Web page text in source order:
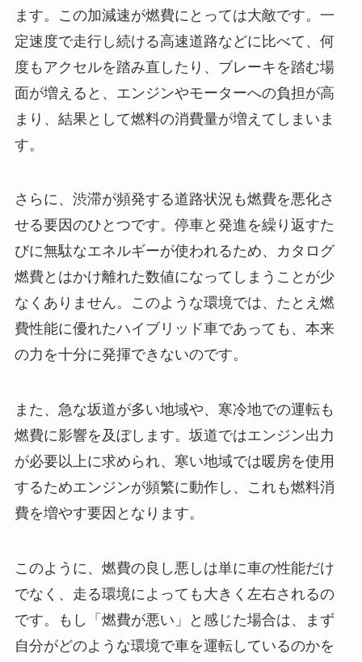
ます。この加減速が燃費にとっては大敵です。一
定速度で走行し続ける高速道路などに比べて、何
度もアクセルを踏み直したり、ブレーキを踏む場
面が増えると、エンジンやモーターへの負担が高
まり、結果として燃料の消費量が増えてしまいま
す。
さらに、渋滞が頻発する道路状況も燃費を悪化さ
せる要因のひとつです。停車と発進を繰り返すた
びに無駄なエネルギーが使われるため、カタログ
燃費とはかけ離れた数値になってしまうことが少
なくありません。このような環境では、たとえ燃
費性能に優れたハイブリッド車であっても、本来
の力を十分に発揮できないのです。
また、急な坂道が多い地域や、寒冷地での運転も
燃費に影響を及ぼします。坂道ではエンジン出力
が必要以上に求められ、寒い地域では暖房を使用
するためエンジンが頻繁に動作し、これも燃料消
費を増やす要因となります。
このように、燃費の良し悪しは単に車の性能だけ
でなく、走る環境によっても大きく左右されるの
です。もし「燃費が悪い」と感じた場合は、まず
自分がどのような環境で車を運転しているのかを